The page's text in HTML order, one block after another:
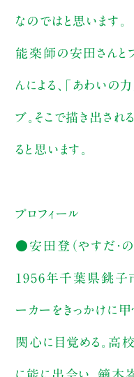
なのではと思います。
能楽師の安田さんと
んによる、「あわいの
ブ。そこで描き出され
ると思います。
プロフィール
●安田登（やすだ・の
1956年千葉県銚子
ーカーをきっかけに
関心に目覚める。高
に能に出会い、鏑木